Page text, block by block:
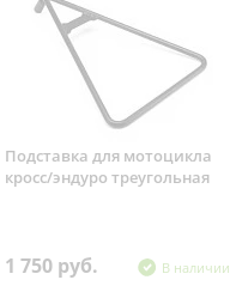
Подставка для мотоцикла
кросс/эндуро треугольная
1 750 руб. В наличии